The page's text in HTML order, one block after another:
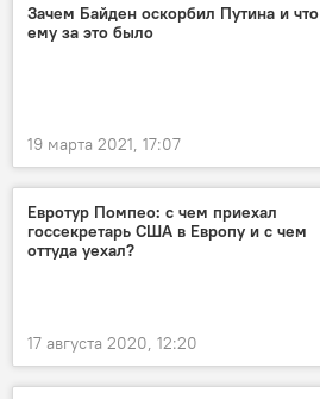
Зачем Байден оскорбил Путина и что
ему за это было
19 марта 2021, 17:07
Евротур Помпео: с чем приехал
госсекретарь США в Европу и с чем
оттуда уехал?
17 августа 2020, 12:20